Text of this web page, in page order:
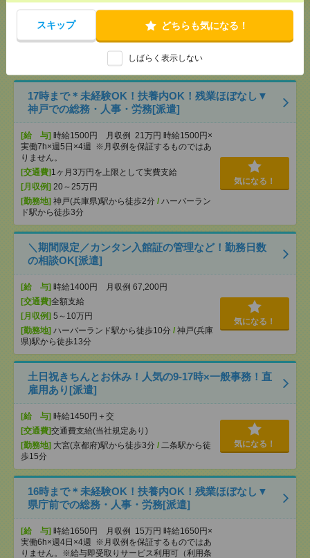
スキップ どちらも気になる！
しばらく表示しない
無資格未経験：時給1400円～ ■週払い
OK ■扶養内OK ■日収1万1200円以上
三宮(神戸新交通)駅
気になる！
17時まで＊未経験OK！扶養内OK！残業ほぼなし▼
神戸での総務・人事・労務[派遣]
[給 与] 時給1500円 月収例 21万円 時給1500円×
実働7h×週5日×4週 ※月収例を保証するものではあ
りません。
[交通費] 1ヶ月3万円を上限として実費支給
[月収例] 20～25万円
[勤務地] 神戸(兵庫県)駅から徒歩2分 / ハーバーラン
ド駅から徒歩3分
気になる！
＼期間限定／カンタン入館証の管理など！勤務日数
の相談OK[派遣]
[給 与] 時給1400円 月収例 67,200円
[交通費]全額支給
[月収例] 5～10万円
[勤務地] ハーバーランド駅から徒歩10分 / 神戸(兵庫
県)駅から徒歩13分
気になる！
土日祝きちんとお休み！人気の9‐17時×一般事務！直
雇用あり[派遣]
[給 与] 時給1450円＋交
[交通費]交通費支給(当社規定あり)
[勤務地] 大宮(京都府)駅から徒歩3分 / 二条駅から徒
歩15分
気になる！
16時まで＊未経験OK！扶養内OK！残業ほぼなし▼
県庁前での総務・人事・労務[派遣]
[給 与] 時給1650円 月収例 15万円 時給1650円×
実働6h×週4日×4週 ※月収例を保証するものではあ
りません。※給与即受取りサービス利用可（利用条